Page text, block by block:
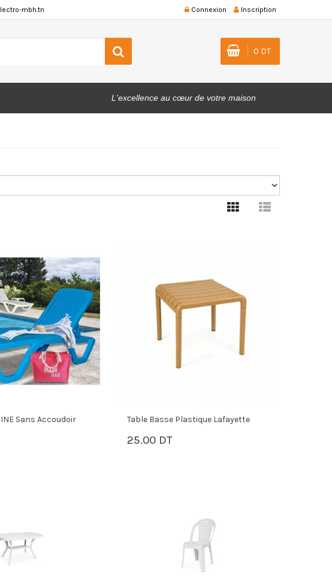
mbh.tn Inscription
Connexion
0 DT
L'excellence au cœur de votre maison
Sans Accoudoir Table Basse Plastique Lafayette
25.00 DT
PANIER